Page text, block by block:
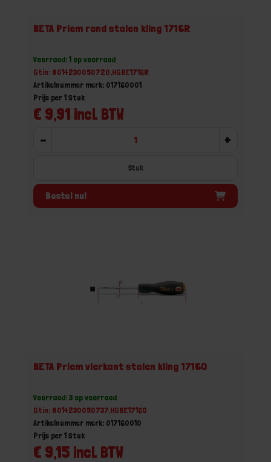
BETA Priem rond stalen kling 1716R
Voorraad: 1 op voorraad
Gtin: 8014230050720,HGBE1716R
Artikelnummer merk: 017160001
€ 9,91 incl. BTW
Prijs per 1 Stuk
- +
Stuk
Bestel nu!
BETA Priem vierkant stalen kling 1716Q
Voorraad: 3 op voorraad
Gtin: 8014230050737,HGBE1716Q
Artikelnummer merk: 017160010
€ 9,15 incl. BTW
Prijs per 1 Stuk